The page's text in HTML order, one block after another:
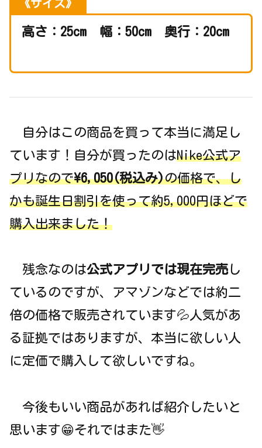
《サイズ》
高さ：25cm 幅：50cm 奥行：20cm
自分はこの商品を買って本当に満足し
ています！自分が買ったのはNike公式ア
プリなので\6,050(税込み)の価格で、し
かも誕生日割引を使って約5,000円ほどで
購入出来ました！
残念なのは公式アプリでは現在完売し
ているのですが、アマゾンなどでは約二
倍の価格で販売されています💦人気があ
る証拠ではありますが、本当に欲しい人
に定価で購入して欲しいですね。
今後もいい商品があれば紹介したいと
思います😁それではまた👋